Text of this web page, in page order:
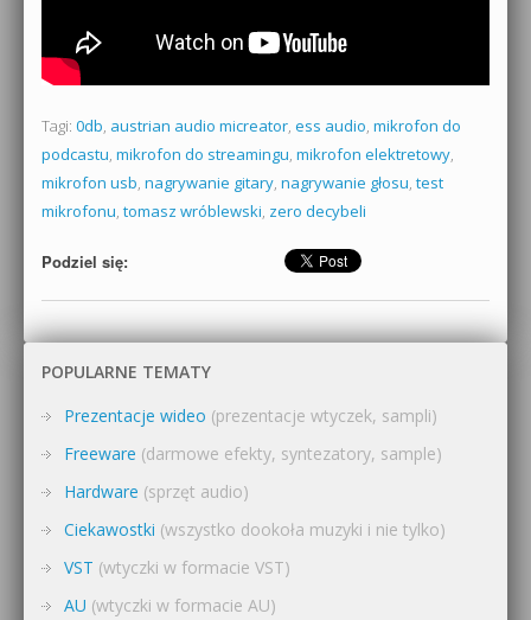
Tagi: 0db, austrian audio micreator, ess audio, mikrofon do
podcastu, mikrofon do streamingu, mikrofon elektretowy,
mikrofon usb, nagrywanie gitary, nagrywanie głosu, test
mikrofonu, tomasz wróblewski, zero decybeli
Podziel się:
POPULARNE TEMATY
Prezentacje wideo (prezentacje wtyczek, sampli)
Freeware (darmowe efekty, syntezatory, sample)
Hardware (sprzęt audio)
Ciekawostki (wszystko dookoła muzyki i nie tylko)
VST (wtyczki w formacie VST)
AU (wtyczki w formacie AU)